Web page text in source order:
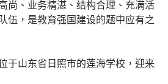
尚、业务精湛、结构合理、充满活
伍，是教育强国建设的题中应有之
于山东省日照市的莲海学校，迎来